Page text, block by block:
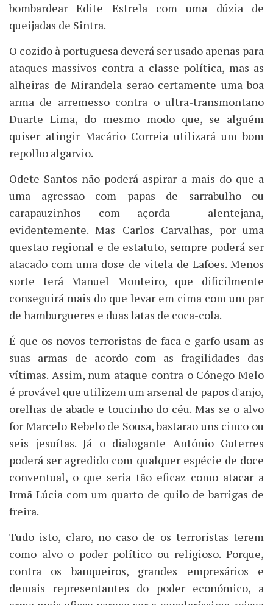
bombardear Edite Estrela com uma dúzia de
queijadas de Sintra.
O cozido à portuguesa deverá ser usado apenas para
ataques massivos contra a classe política, mas as
alheiras de Mirandela serão certamente uma boa
arma de arremesso contra o ultra-transmontano
Duarte Lima, do mesmo modo que, se alguém
quiser atingir Macário Correia utilizará um bom
repolho algarvio.
Odete Santos não poderá aspirar a mais do que a
uma agressão com papas de sarrabulho ou
carapauzinhos com açorda - alentejana,
evidentemente. Mas Carlos Carvalhas, por uma
questão regional e de estatuto, sempre poderá ser
atacado com uma dose de vitela de Lafões. Menos
sorte terá Manuel Monteiro, que dificilmente
conseguirá mais do que levar em cima com um par
de hamburgueres e duas latas de coca-cola.
É que os novos terroristas de faca e garfo usam as
suas armas de acordo com as fragilidades das
vítimas. Assim, num ataque contra o Cónego Melo
é provável que utilizem um arsenal de papos d'anjo,
orelhas de abade e toucinho do céu. Mas se o alvo
for Marcelo Rebelo de Sousa, bastarão uns cinco ou
seis jesuítas. Já o dialogante António Guterres
poderá ser agredido com qualquer espécie de doce
conventual, o que seria tão eficaz como atacar a
Irmã Lúcia com um quarto de quilo de barrigas de
freira.
Tudo isto, claro, no caso de os terroristas terem
como alvo o poder político ou religioso. Porque,
contra os banqueiros, grandes empresários e
demais representantes do poder económico, a